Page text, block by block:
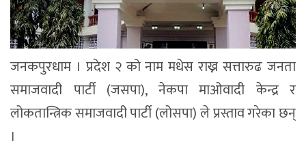
जनकपुरधाम । प्रदेश २ को नाम मधेस राख्न सत्तारुढ जनता
समाजवादी पार्टी (जसपा), नेकपा माओवादी केन्द्र र
लोकतान्त्रिक समाजवादी पार्टी (लोसपा) ले प्रस्ताव गरेका छन्
।